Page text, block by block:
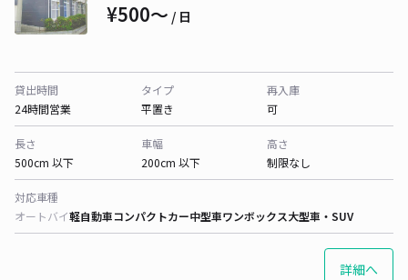
¥500〜 / 日
貸出時間
24時間営業
タイプ
平置き
再入庫
可
長さ
500cm 以下
車幅
200cm 以下
高さ
制限なし
対応車種
オートバイ軽自動車コンパクトカー中型車ワンボックス大型車・SUV
詳細へ